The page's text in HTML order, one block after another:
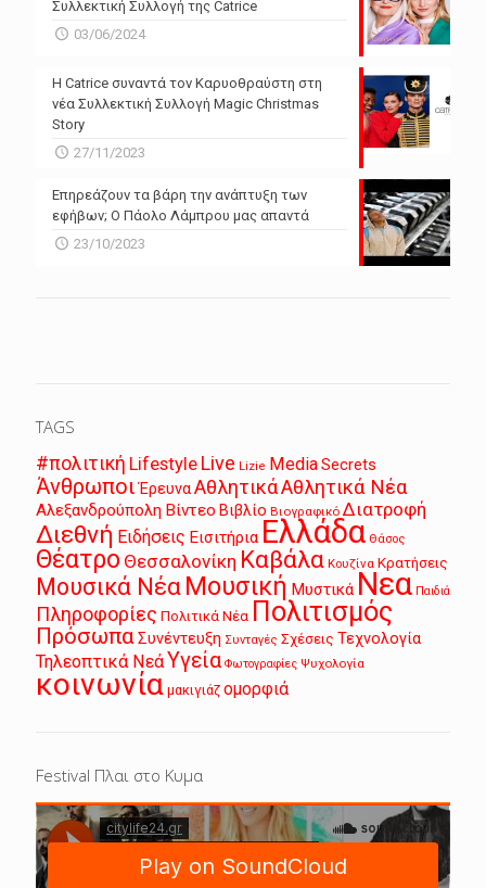
Συλλεκτική Συλλογή της Catrice
03/06/2024
Η Catrice συναντά τον Καρυοθραύστη στη
νέα Συλλεκτική Συλλογή Magic Christmas
Story
27/11/2023
Επηρεάζουν τα βάρη την ανάπτυξη των
εφήβων; Ο Πάολο Λάμπρου μας απαντά
23/10/2023
TAGS
#πολιτική Lifestyle Live Lizie MediaSecrets
Άνθρωποι ΈρευναΑθλητικάΑθλητικά Νέα
Αλεξανδρούπολη Βίντεο Βιβλίο Βιογραφικό Διατροφή
Διεθνή Ειδήσεις Εισιτήρια Ελλάδα Θάσος
Θέατρο Θεσσαλονίκη Καβάλα Κουζίνα Κρατήσεις
Μουσικά Νέα Μουσική Μυστικά Νεα Παιδιά
Πληροφορίες Πολιτικά Νέα Πολιτισμός
ΠρόσωπαΣυνέντευξη Συνταγές Σχέσεις Τεχνολογία
Τηλεοπτικά ΝεάΥγεία Φωτογραφίες Ψυχολογία
κοινωνία μακιγιάζ ομορφιά
Festival Πλαι στο Κυμα